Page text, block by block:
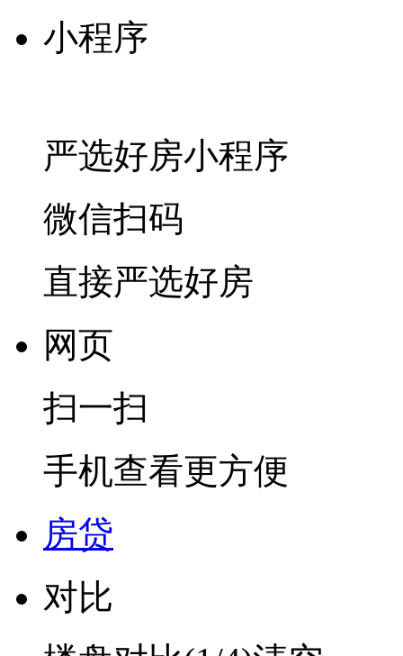
小程序
严选好房小程序
微信扫码
直接严选好房
网页
扫一扫
手机查看更方便
房贷
对比